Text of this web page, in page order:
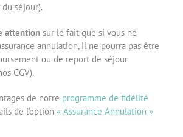
séjour).
attention sur le fait que si vous ne
annulation, il ne pourra pas être
ou de report de séjour
CGV).
de notre programme de fidélité
de l’option « Assurance Annulation »